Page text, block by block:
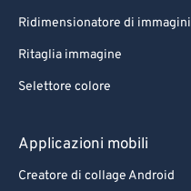
Ridimensionatore di immagini
Ritaglia immagine
Selettore colore
Applicazioni mobili
Creatore di collage Android